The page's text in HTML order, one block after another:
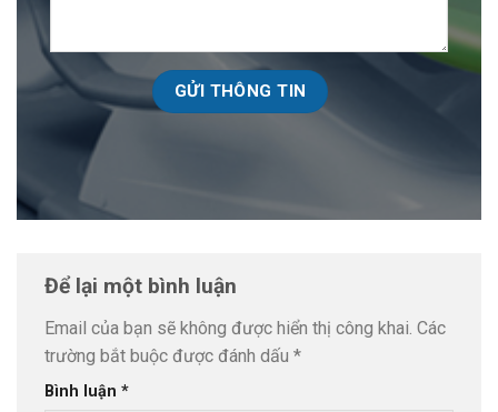
Để lại một bình luận
Email của bạn sẽ không được hiển thị công khai. Các
trường bắt buộc được đánh dấu *
Bình luận *